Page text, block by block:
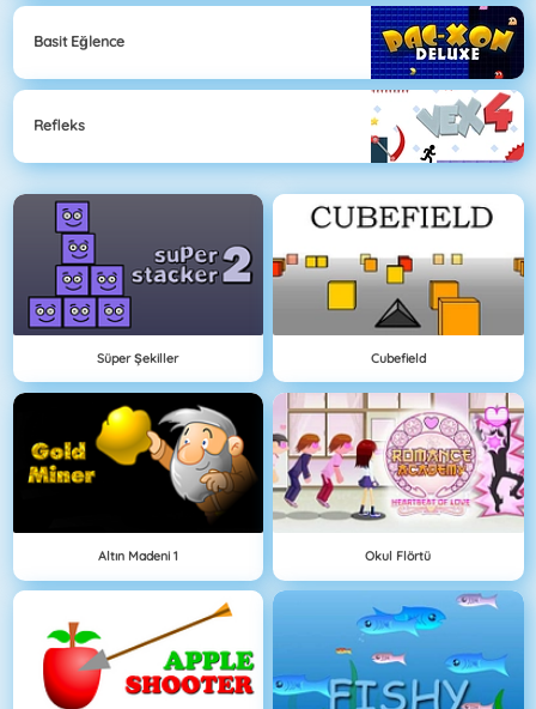
Basit Eğlence
Refleks
Süper Şekiller Cubefield
Altın Madeni 1 Okul Flörtü